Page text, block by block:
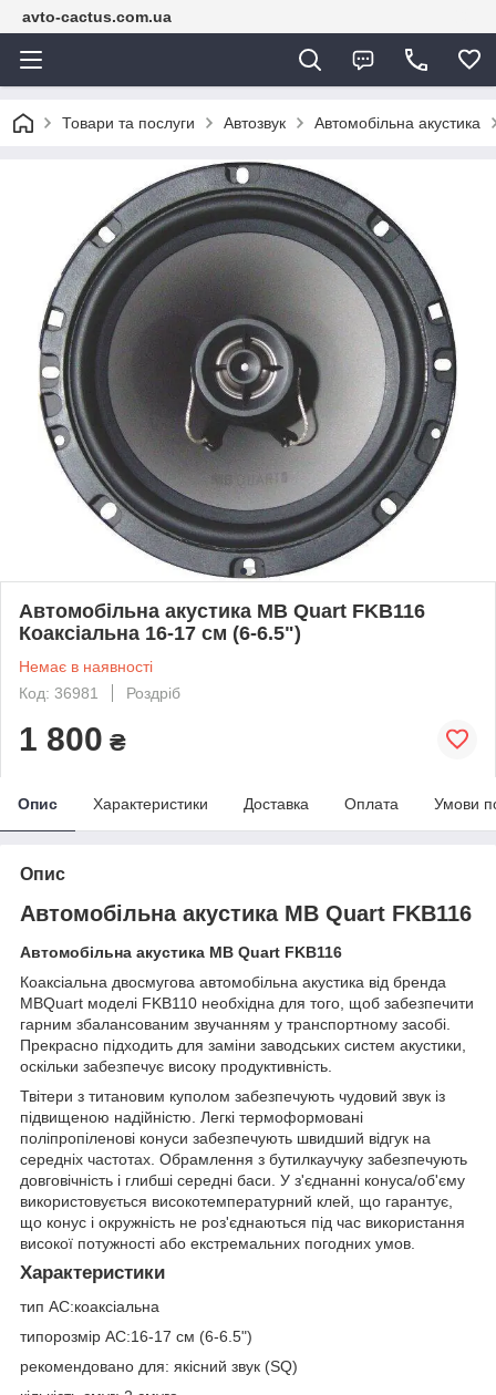
avto-cactus.com.ua
Товари та послуги Автозвук Автомобільна акустика
Автомобільна акустика MB Quart FKB116
Коаксіальна 16-17 см (6-6.5")
Немає в наявності
Код: 36981
Роздріб
1 800 ₴
Опис Характеристики Доставка Оплата Умови
Опис
Автомобільна акустика MB Quart FKB116
Автомобільна акустика MB Quart FKB116
Коаксіальна двосмугова автомобільна акустика від бренда
MBQuart моделі FKB110 необхідна для того, щоб забезпечити
гарним збалансованим звучанням у транспортному засобі.
Прекрасно підходить для заміни заводських систем акустики,
оскільки забезпечує високу продуктивність.
Твітери з титановим куполом забезпечують чудовий звук із
підвищеною надійністю. Легкі термоформовані
поліпропіленові конуси забезпечують швидший відгук на
середніх частотах. Обрамлення з бутилкаучуку забезпечують
довговічність і глибші середні баси. У з'єднанні конуса/об'єму
використовується високотемпературний клей, що гарантує,
що конус і окружність не роз'єднаються під час використання
високої потужності або екстремальних погодних умов.
Характеристики
тип АС:коаксіальна
типорозмір АС:16-17 см (6-6.5")
рекомендовано для: якісний звук (SQ)